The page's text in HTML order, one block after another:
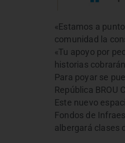
«Estamos a
comunidad la
«Tu apoyo por
historias
Para poyar se
República BROU
Este nuevo
Fondos de
albergará clases